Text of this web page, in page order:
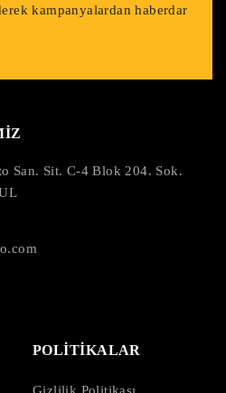
kampanyalardan haberdar
San. Sit. C-4 Blok 204. Sok.
POLİTİKALAR